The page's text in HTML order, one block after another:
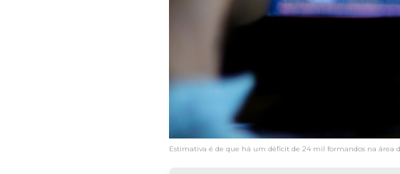
Estimativa é de que há um déficit de 24 mil formandos na área